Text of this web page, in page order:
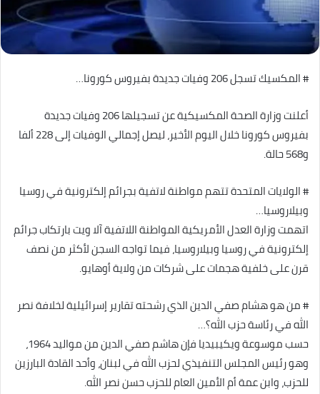
# المكسيك تسجل 206 وفيات جديدة بفيروس كورونا…
أعلنت وزارة الصحة المكسيكية عن تسجيلها 206 وفيات جديدة
بفيروس كورونا خلال اليوم الأخير، ليصل إجمالي الوفيات إلى 228 ألفا
و568 حالة.
# الولايات المتحدة تتهم مواطنة لاتفية بجرائم إلكترونية في روسيا
وبيلاروسيا…
اتهمت وزارة العدل الأمريكية المواطنة اللاتفية آلا ويت بارتكاب جرائم
إلكترونية في روسيا وبيلاروسيا، فيما تواجه السجن لأكثر من نصف
قرن على خلفية هجمات على شركات من ولاية أوهايو.
# من هو هشام صفي الدين الذي رشحته تقارير إسرائيلية لخلافة نصر
الله في رئاسة حزب الله؟…
حسب موسوعة ويكيبيديا فإن هاشم صفي الدين من مواليد 1964،
وهو رئيس المجلس التنفيذي لحزب الله في لبنان، وأحد القادة البارزين
للحزب، وابن عمة أم الأمين العام للحزب حسن نصر الله.